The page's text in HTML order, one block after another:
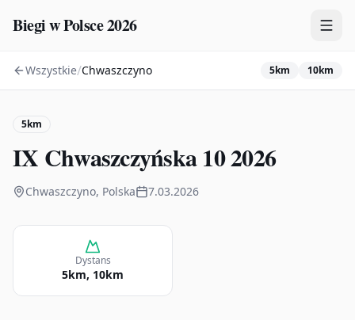
Biegi w Polsce 2026
Zawody
Wszystkie/Chwaszczyno 5km 10km
5km
IX Chwaszczyńska 10 2026
Chwaszczyno, Polska 7.03.2026
Dystans
5km, 10km